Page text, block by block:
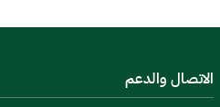
الاتصال والدعم